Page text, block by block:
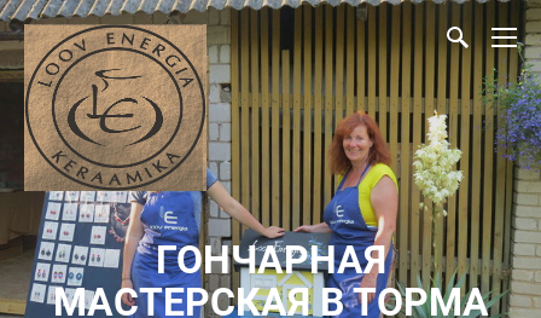
ГОНЧАРНАЯ
МАСТЕРСКАЯ В ТОРМA